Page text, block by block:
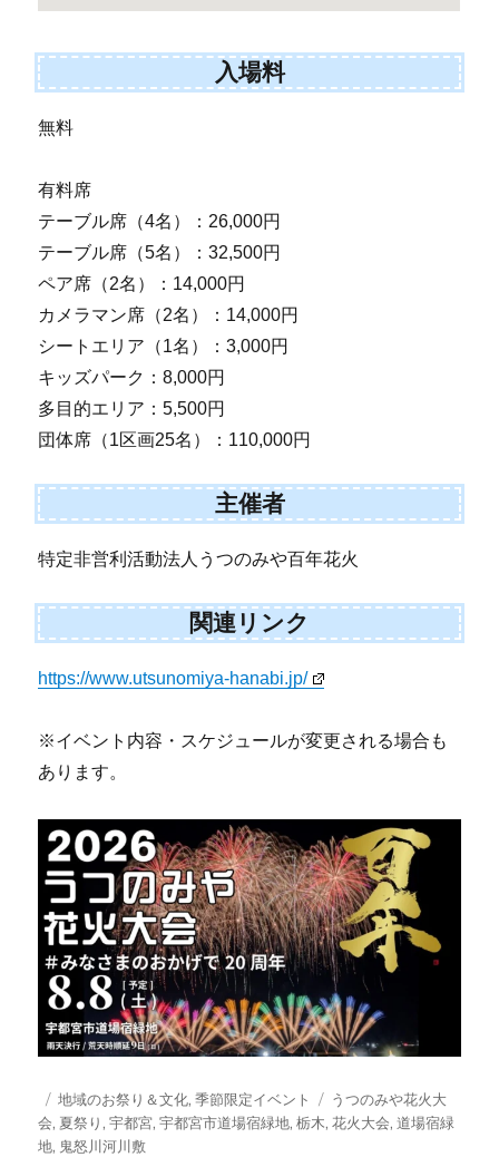
入場料
無料
有料席
テーブル席（4名）：26,000円
テーブル席（5名）：32,500円
ペア席（2名）：14,000円
カメラマン席（2名）：14,000円
シートエリア（1名）：3,000円
キッズパーク：8,000円
多目的エリア：5,500円
団体席（1区画25名）：110,000円
主催者
特定非営利活動法人うつのみや百年花火
関連リンク
https://www.utsunomiya-hanabi.jp/
※イベント内容・スケジュールが変更される場合も
あります。
投
稿
日:
カ
テ
ゴ
地域のお祭り＆文化,季節限定イベント
タ
グ
うつのみや花火大
会, 夏祭り ,宇都宮,宇都宮市道場宿緑地,栃木,花火大会,道場宿緑
地, 鬼怒川河川敷